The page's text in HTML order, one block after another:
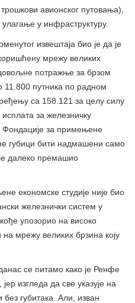
авионског путовања),
у инфраструктуру.
извештаја био је да је
мрежу великих
потражње за брзом
11.800 путника по радном
са 158.121 за целу силу
за железничку
Фондације за примењене
губици бити надмашени само
далеко премашио
економске студије није био
железнички систем у
упозорио на високо
мрежу великих брзина коју
се питамо како је Ренфе
изгледа да све указује на
губитака. Али, изван